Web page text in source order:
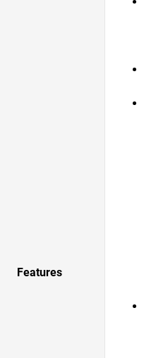
Features